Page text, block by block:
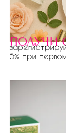
получи
5% при